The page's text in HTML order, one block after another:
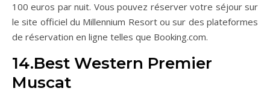
100 euros par nuit. Vous pouvez réserver votre séjour sur
le site officiel du Millennium Resort ou sur des plateformes
de réservation en ligne telles que Booking.com.
14.Best Western Premier
Muscat